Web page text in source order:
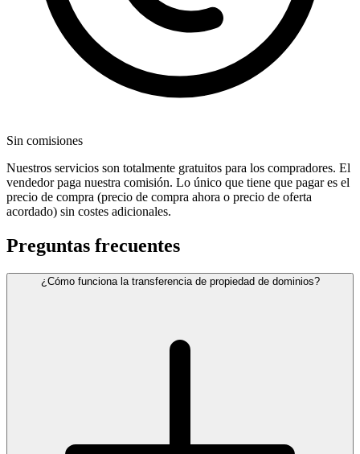
Sin comisiones
Nuestros servicios son totalmente gratuitos para los compradores. El
vendedor paga nuestra comisión. Lo único que tiene que pagar es el
precio de compra (precio de compra ahora o precio de oferta
acordado) sin costes adicionales.
Preguntas frecuentes
¿Cómo funciona la transferencia de propiedad de dominios?